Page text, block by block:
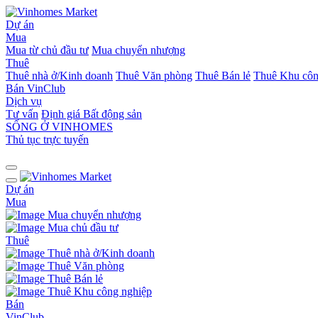
Dự án
Mua
Mua từ chủ đầu tư Mua chuyển nhượng
Thuê
Thuê nhà ở/Kinh doanh Thuê Văn phòng Thuê Bán lẻ Thuê Khu
Bán VinClub
Dịch vụ
Tư vấn Định giá Bất động sản
SỐNG Ở VINHOMES
Thủ tục trực tuyến
Dự án
Mua
Mua chuyển nhượng
Mua chủ đầu tư
Thuê
Thuê nhà ở/Kinh doanh
Thuê Văn phòng
Thuê Bán lẻ
Thuê Khu công nghiệp
Bán